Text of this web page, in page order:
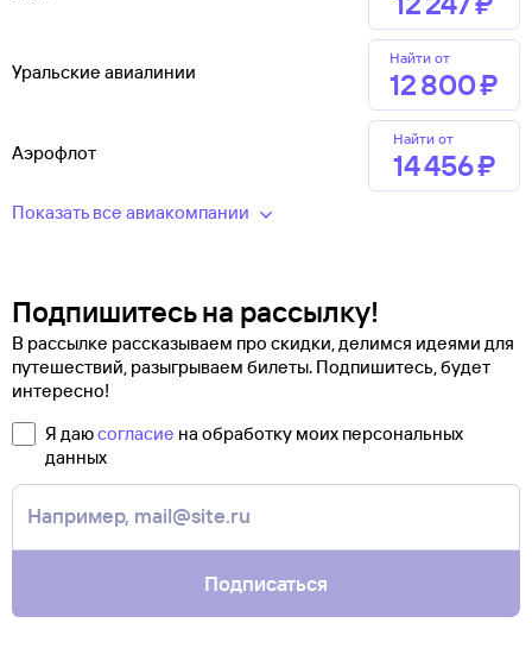
Уральские авиалинии
Найти от
12 ⁠800 ⁠₽
Аэрофлот
Найти от
14 ⁠456 ⁠₽
Показать все авиакомпании
Подпишитесь на рассылку!
В рассылке рассказываем про скидки, делимся идеями для
путешествий, разыгрываем билеты. Подпишитесь, будет
интересно!
Я даюсогласие на обработку моих персональных
данных
Подписаться